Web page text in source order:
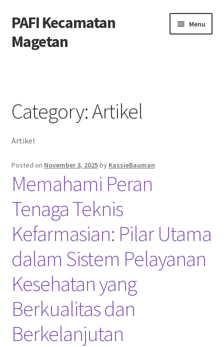
Skip
to
navigation
Skip
to
content
PAFI Kecamatan
Magetan
Menu
Privacy Policy
Tentang Kami
Category:Artikel
Artikel
Posted on November 3, 2025by KassieBauman
Memahami Peran
Tenaga Teknis
Kefarmasian: Pilar Utama
dalam Sistem Pelayanan
Kesehatan yang
Berkualitas dan
Berkelanjutan